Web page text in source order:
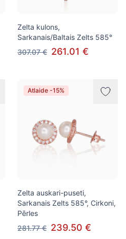
Zelta kulons,
Sarkanais/Baltais Zelts 585°
307.07 € 261.01 €
Atlaide -15%
Zelta auskari-puseti,
Sarkanais Zelts 585°, Cirkoni,
Pērles
281.77 € 239.50 €